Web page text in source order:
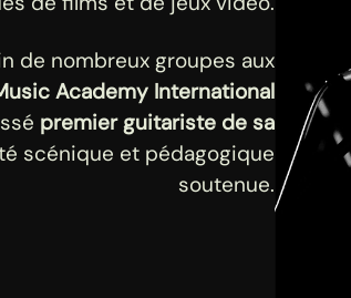
de nombreux groupes aux
Academy International
premier guitariste de sa
scénique et pédagogique
soutenue.